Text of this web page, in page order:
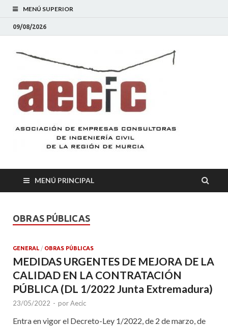
MENÚ SUPERIOR
09/08/2026
MENÚ PRINCIPAL
OBRAS PÚBLICAS
GENERAL / OBRAS PÚBLICAS
MEDIDAS URGENTES DE MEJORA DE LA
CALIDAD EN LA CONTRATACIÓN
PÚBLICA (DL 1/2022 Junta Extremadura)
23/05/2022 - porAecic
Entra en vigor el Decreto-Ley 1/2022, de 2 de marzo, de